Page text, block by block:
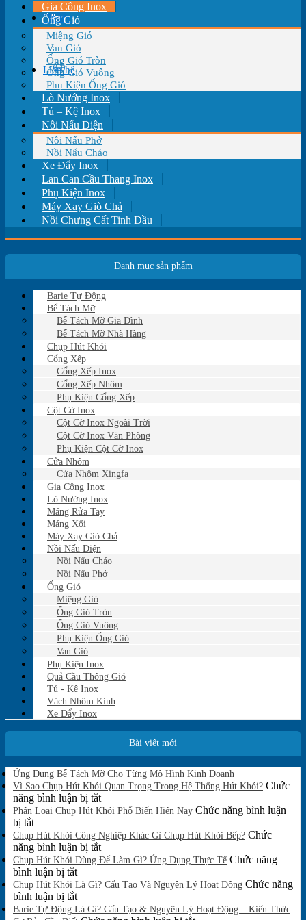
Tin tức
Liên hệ
Gia Công Inox
Ống Gió
Miệng Gió
Van Gió
Ống Gió Tròn
Ống Gió Vuông
Phụ Kiện Ống Gió
Lò Nướng Inox
Tủ – Kệ Inox
Nồi Nấu Điện
Nồi Nấu Phở
Nồi Nấu Cháo
Xe Đẩy Inox
Lan Can Cầu Thang Inox
Phụ Kiện Inox
Máy Xay Giò Chả
Nồi Chưng Cất Tinh Dầu
Danh mục sản phẩm
Barie Tự Động
Bể Tách Mỡ
Bể Tách Mỡ Gia Đình
Bể Tách Mỡ Nhà Hàng
Chụp Hút Khói
Cổng Xếp
Cổng Xếp Inox
Cổng Xếp Nhôm
Phụ Kiện Cổng Xếp
Cột Cờ Inox
Cột Cờ Inox Ngoài Trời
Cột Cờ Inox Văn Phòng
Phụ Kiện Cột Cờ Inox
Cửa Nhôm
Cửa Nhôm Xingfa
Gia Công Inox
Lò Nướng Inox
Máng Rửa Tay
Máng Xối
Máy Xay Giò Chả
Nồi Nấu Điện
Nồi Nấu Cháo
Nồi Nấu Phở
Ống Gió
Miệng Gió
Ống Gió Tròn
Ống Gió Vuông
Phụ Kiện Ống Gió
Van Gió
Phụ Kiện Inox
Quả Cầu Thông Gió
Tủ - Kệ Inox
Vách Nhôm Kính
Xe Đẩy Inox
Bài viết mới
Ứng Dụng Bể Tách Mỡ Cho Từng Mô Hình Kinh Doanh
có
bình
luận
ở
Dụng
Tách
Cho
Từng
Hình
Vì Sao Chụp Hút Khói Quan Trọng Trong Hệ Thống Hút Khói? Chức
năng bình luận bị tắtở
Vì
Chụp
Hút
Khói
Trọng
Hệ
Phân Loại Chụp Hút Khói Phổ Biến Hiện Nay Chức năng bình luận
bị tắtở
Phân
Loại
Chụp
Hút
Khói
Phổ
Biến
Chụp Hút Khói Công Nghiệp Khác Gì Chụp Hút Khói Bếp? Chức
năng bình luận bị tắtở
Chụp
Khói
Nghiệp
Chụp Hút Khói Dùng Để Làm Gì? Ứng Dụng Thực Tế Chức năng
bình luận bị tắtở
Chụp
Hút
Khói
Chụp Hút Khói Là Gì? Cấu Tạo Và Nguyên Lý Hoạt Động Chức năng
bình luận bị tắtở
Chụp
Barie Tự Động Là Gì? Cấu Tạo & Nguyên Lý Hoạt Động – Kiến Thức